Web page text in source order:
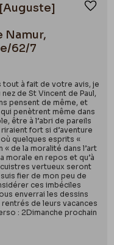
Namur,
62/7
tout à fait de votre avis, je
de St Vincent de Paul,
pensent de même, et
penètrent même dans
être à l’abri de pareils
fort si d’aventure
quelques esprits «
de la moralité dans l’art
morale en repos et qu’à
cuistres vertueux seront
fier de mon peu de
ces imbéciles
enverrai les dessins
de leurs vacances
: 2Dimanche prochain